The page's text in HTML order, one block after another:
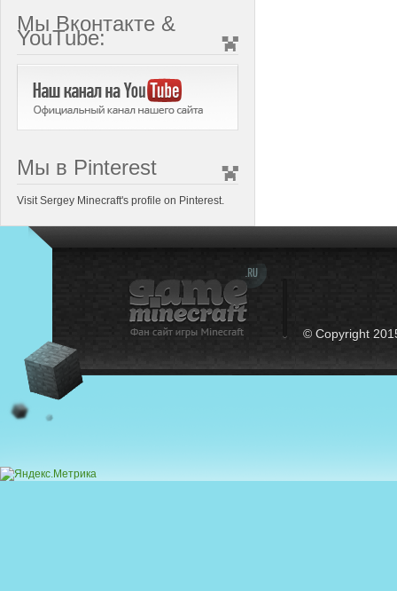
Мы Вконтакте &
YouTube:
Мы в Pinterest
Visit Sergey Minecraft's profile on Pinterest.
© Copyright